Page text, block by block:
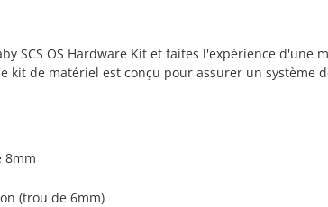
SCS OS Hardware Kit et faites l'expérience d'une
kit de matériel est conçu pour assurer un système
8mm
(trou de 6mm)